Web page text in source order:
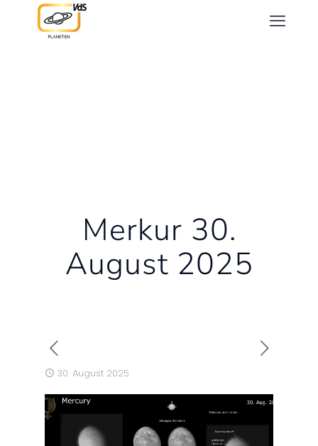
Merkur 30.
August 2025
30. August 2025